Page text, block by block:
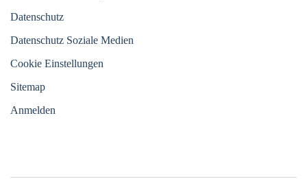
Datenschutz
Datenschutz Soziale Medien
Cookie Einstellungen
Sitemap
Anmelden